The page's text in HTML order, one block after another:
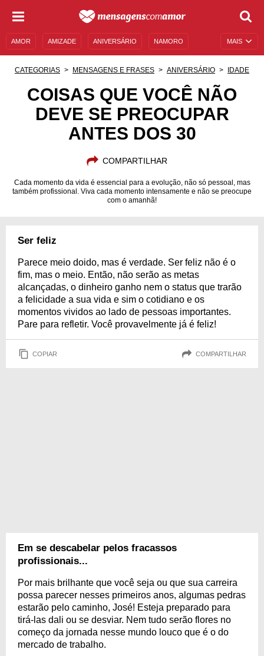
MAIS
AMOR AMIZADE ANIVERSÁRIO NAMORO
DESCULPAS
MENSAGENS E FRASES MENSAGENS DE ANIVERSÁRIO
FAMOSOS BÍBLIA
CATEGORIAS MENSAGENS E FRASES ANIVERSÁRIO IDADE
COISAS QUE VOCÊ NÃO
DEVE SE PREOCUPAR
ANTES DOS 30
COMPARTILHAR
Cada momento da vida é essencial para a evolução, não só pessoal, mas
também profissional. Viva cada momento intensamente e não se preocupe
com o amanhã!
Ser feliz
Parece meio doido, mas é verdade. Ser feliz não é o
fim, mas o meio. Então, não serão as metas
alcançadas, o dinheiro ganho nem o status que trarão
a felicidade a sua vida e sim o cotidiano e os
momentos vividos ao lado de pessoas importantes.
Pare para refletir. Você provavelmente já é feliz!
COPIAR COMPARTILHAR
Em se descabelar pelos fracassos
profissionais...
Por mais brilhante que você seja ou que sua carreira
possa parecer nesses primeiros anos, algumas pedras
estarão pelo caminho, José! Esteja preparado para
tirá-las dali ou se desviar. Nem tudo serão flores no
começo da jornada nesse mundo louco que é o do
mercado de trabalho.